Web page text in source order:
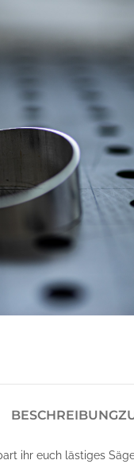
BESCHREIBUNG
ihr euch lästiges